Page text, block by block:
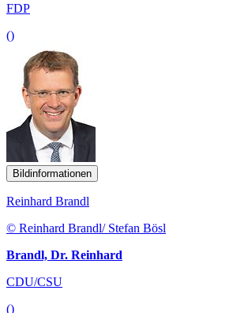
FDP
()
Bildinformationen
Reinhard Brandl
© Reinhard Brandl/ Stefan Bösl
Brandl, Dr. Reinhard
CDU/CSU
()